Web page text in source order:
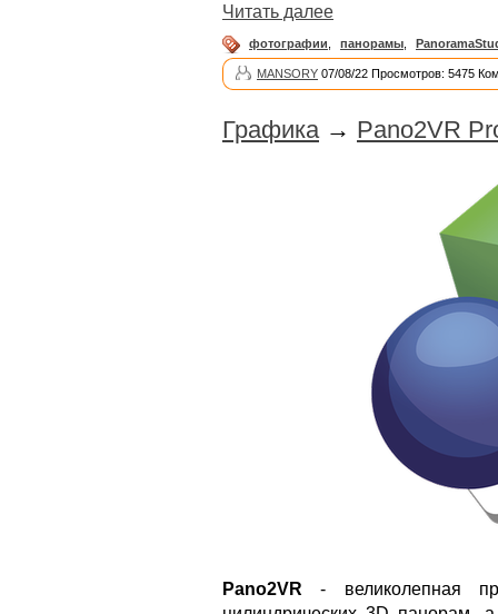
Читать далее
фотографии панорамы
MANSORY 07/08/22 Просмотров: 5475
Графика → Pano2VR
Pano2VR - великолепная